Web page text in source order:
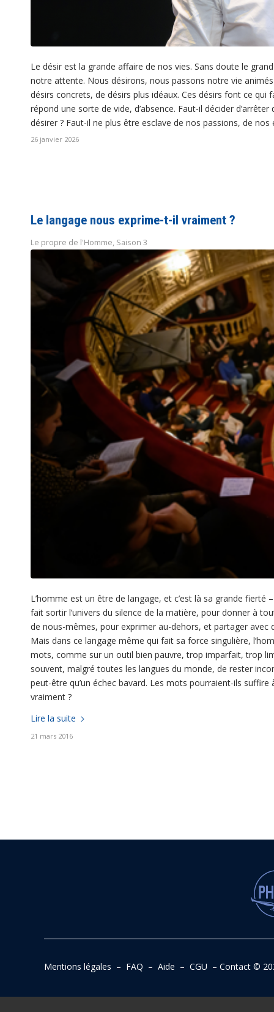
Le désir est la grande affaire de nos vies. Sans doute le
notre attente. Nous désirons, nous passons notre vie
désirs concrets, de désirs plus idéaux. Ces désirs font ce
répond une sorte de vide, d’absence. Faut-il décider
désirer ? Faut-il ne plus être esclave de nos passions, de
26 janvier 2026
Le langage nous exprime-t-il vraiment ?
Le propre de l'Homme, Saison 3
L’homme est un être de langage, et c’est là sa grande fierté
fait sortir l’univers du silence de la matière, pour donner à
de nous-mêmes, pour exprimer au-dehors, et partager avec
Mais dans ce langage même qui fait sa force singulière,
mots, comme sur un outil bien pauvre, trop imparfait, trop
souvent, malgré toutes les langues du monde, de rester
peut-être qu’un échec bavard. Les mots pourraient-ils
vraiment ?
Lire la suite
21 mars 2016
Mentions légales – FAQ – Aide – CGU – Contact©